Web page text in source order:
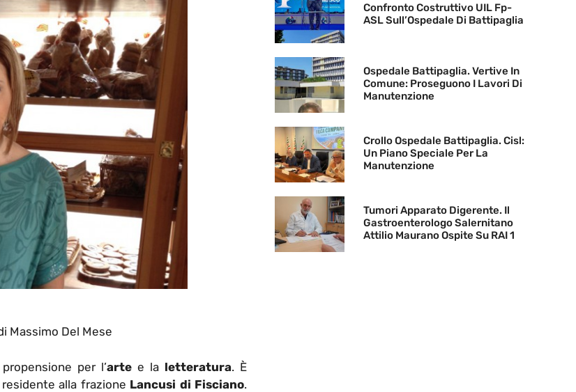
Massimo Del Mese
per l’artee la letteratura. È
residente alla frazione Lancusi di Fisciano.
Confronto Costruttivo UIL Fp-
ASL Sull’Ospedale Di Battipaglia
Ospedale Battipaglia. Vertive In
Comune: Proseguono I Lavori Di
Manutenzione
Crollo Ospedale Battipaglia. Cisl:
Un Piano Speciale Per La
Manutenzione
Tumori Apparato Digerente. Il
Gastroenterologo Salernitano
Attilio Maurano Ospite Su RAI 1